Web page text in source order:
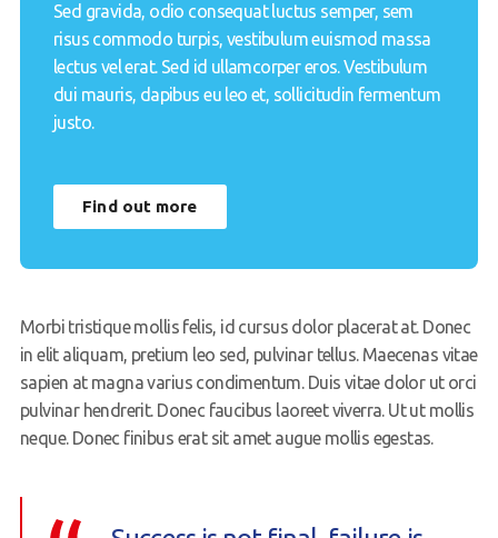
Sed gravida, odio consequat luctus semper, sem
risus commodo turpis, vestibulum euismod massa
lectus vel erat. Sed id ullamcorper eros. Vestibulum
dui mauris, dapibus eu leo et, sollicitudin fermentum
justo.
Find out more
Morbi tristique mollis felis, id cursus dolor placerat at. Donec
in elit aliquam, pretium leo sed, pulvinar tellus. Maecenas vitae
sapien at magna varius condimentum. Duis vitae dolor ut orci
pulvinar hendrerit. Donec faucibus laoreet viverra. Ut ut mollis
neque. Donec finibus erat sit amet augue mollis egestas.